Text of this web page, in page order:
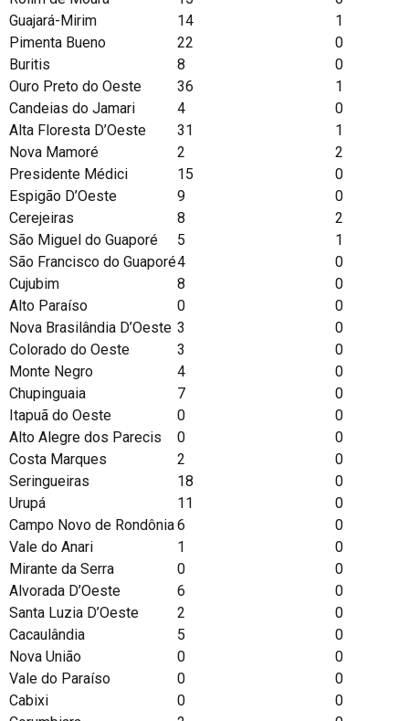
Guajará-Mirim
14
1
Pimenta Bueno
22
0
Buritis
8
0
Ouro Preto do Oeste
36
1
Candeias do Jamari
4
0
Alta Floresta D’Oeste
31
1
Nova Mamoré
2
2
Presidente Médici
15
0
Espigão D’Oeste
9
0
Cerejeiras
8
2
São Miguel do Guaporé
5
1
São Francisco do Guaporé4
0
Cujubim
8
0
Alto Paraíso
0
0
Nova Brasilândia D’Oeste 3
0
Colorado do Oeste
3
0
Monte Negro
4
0
Chupinguaia
7
0
Itapuã do Oeste
0
0
Alto Alegre dos Parecis
0
0
Costa Marques
2
0
Seringueiras
18
0
Urupá
11
0
Campo Novo de Rondônia6
0
Vale do Anari
1
0
Mirante da Serra
0
0
Alvorada D’Oeste
6
0
Santa Luzia D’Oeste
2
0
Cacaulândia
5
0
Nova União
0
0
Vale do Paraíso
0
0
Cabixi
0
0